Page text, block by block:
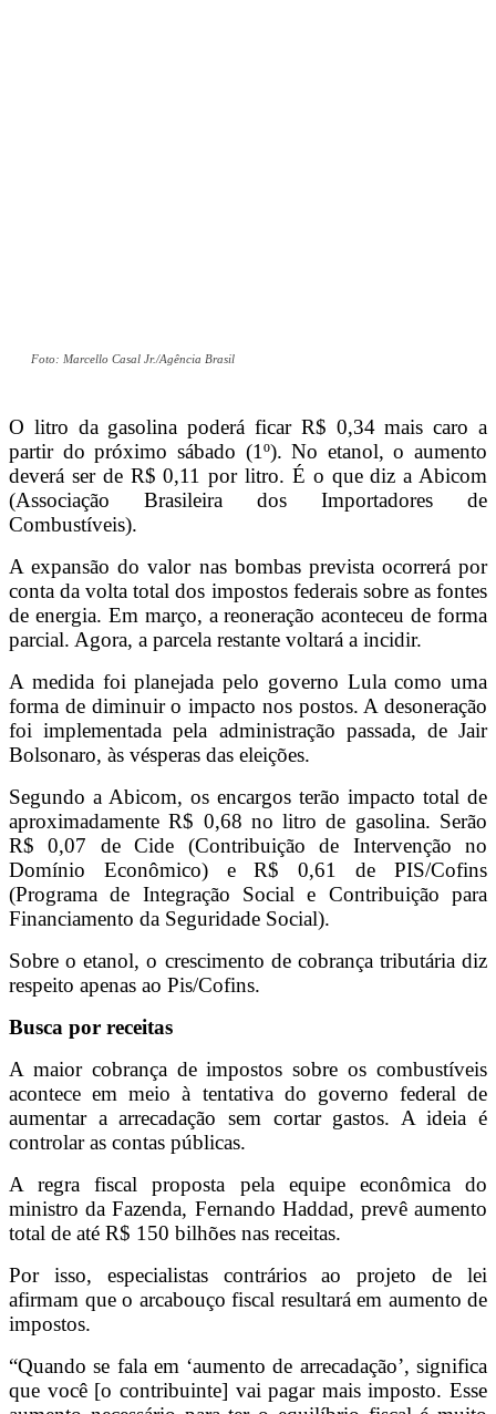
Foto: Marcello Casal Jr./Agência Brasil
O litro da gasolina poderá ficar R$ 0,34 mais caro a
partir do próximo sábado (1º). No etanol, o aumento
deverá ser de R$ 0,11 por litro. É o que diz a Abicom
(Associação Brasileira dos Importadores de
Combustíveis).
A expansão do valor nas bombas prevista ocorrerá por
conta da volta total dos impostos federais sobre as fontes
de energia. Em março, a reoneração aconteceu de forma
parcial. Agora, a parcela restante voltará a incidir.
A medida foi planejada pelo governo Lula como uma
forma de diminuir o impacto nos postos. A desoneração
foi implementada pela administração passada, de Jair
Bolsonaro, às vésperas das eleições.
Segundo a Abicom, os encargos terão impacto total de
aproximadamente R$ 0,68 no litro de gasolina. Serão
R$ 0,07 de Cide (Contribuição de Intervenção no
Domínio Econômico) e R$ 0,61 de PIS/Cofins
(Programa de Integração Social e Contribuição para
Financiamento da Seguridade Social).
Sobre o etanol, o crescimento de cobrança tributária diz
respeito apenas ao Pis/Cofins.
Busca por receitas
A maior cobrança de impostos sobre os combustíveis
acontece em meio à tentativa do governo federal de
aumentar a arrecadação sem cortar gastos. A ideia é
controlar as contas públicas.
A regra fiscal proposta pela equipe econômica do
ministro da Fazenda, Fernando Haddad, prevê aumento
total de até R$ 150 bilhões nas receitas.
Por isso, especialistas contrários ao projeto de lei
afirmam que o arcabouço fiscal resultará em aumento de
impostos.
“Quando se fala em ‘aumento de arrecadação’, significa
que você [o contribuinte] vai pagar mais imposto. Esse